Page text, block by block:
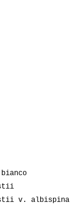
v. albispina